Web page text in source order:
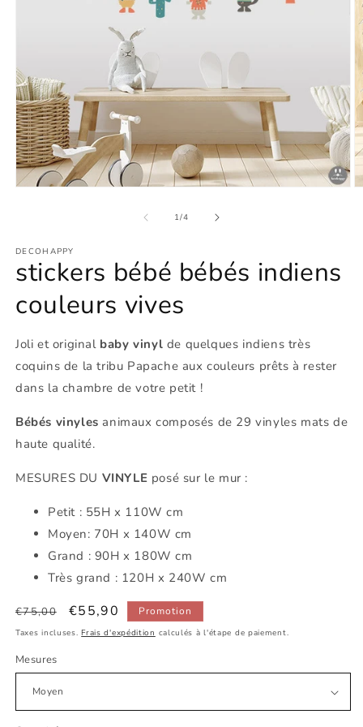
une
fenêtre
modale
1/de
4
DECOHAPPY
stickers bébé bébés indiens
couleurs vives
Joli et original baby vinyl de quelques indiens très
coquins de la tribu Papache aux couleurs prêts à rester
dans la chambre de votre petit !
Bébés vinyles animaux composés de 29 vinyles mats de
haute qualité.
MESURES DU VINYLE posé sur le mur :
Petit : 55H x 110W cm
Moyen: 70H x 140W cm
Grand : 90H x 180W cm
Très grand : 120H x 240W cm
Prix
habituel
€75,00
Prix
promotionnel
€55,90 Promotion
Taxes incluses.Frais d'expédition calculés à l'étape de paiement.
Mesures